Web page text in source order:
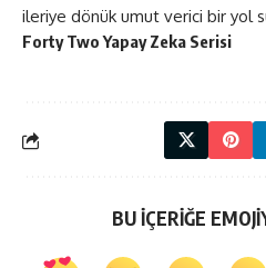
ileriye dönük umut verici bir yol
Forty Two Yapay Zeka Serisi
BU İÇERİĞE